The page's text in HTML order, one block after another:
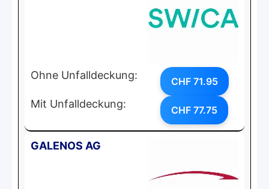
Ohne Unfalldeckung: CHF 71.95
Mit Unfalldeckung: CHF 77.75
GALENOS AG